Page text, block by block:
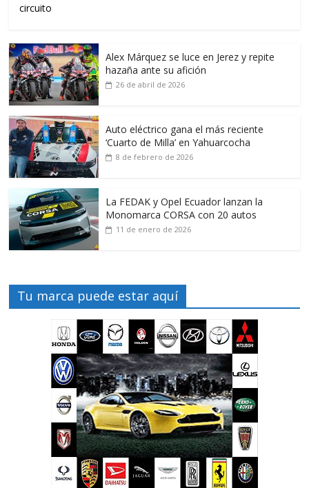
circuito
Alex Márquez se luce en Jerez y repite
hazaña ante su afición
26 de abril de 2026
Auto eléctrico gana el más reciente
‘Cuarto de Milla’ en Yahuarcocha
8 de febrero de 2026
La FEDAK y Opel Ecuador lanzan la
Monomarca CORSA con 20 autos
11 de enero de 2026
Tu marca puede estar aquí